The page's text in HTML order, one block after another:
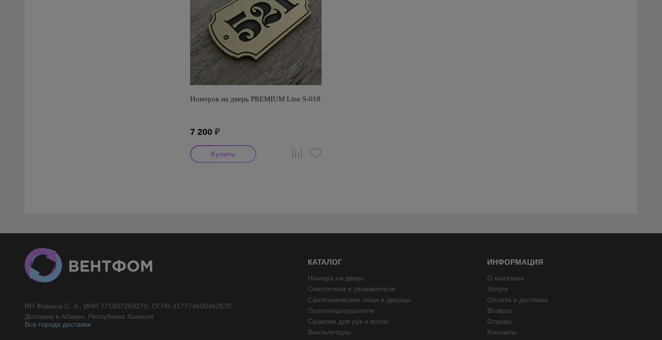
Номерок на дверь PREMIUM Line S-018
7 200 ₽
ИП Фомина С. А., ИНН 771907269270, ОГРН 317774600462670
Доставка в Абакан, Республика Хакасия
Все города доставки
КАТАЛОГ
Номера на дверь
Очистители и увлажнители
Сантехнические люки и дверцы
Полотенцесушители
Сушилки для рук и волос
Вентиляторы
ИНФОРМАЦИЯ
О магазине
Услуги
Оплата и доставка
Возврат
Отзывы
Контакты